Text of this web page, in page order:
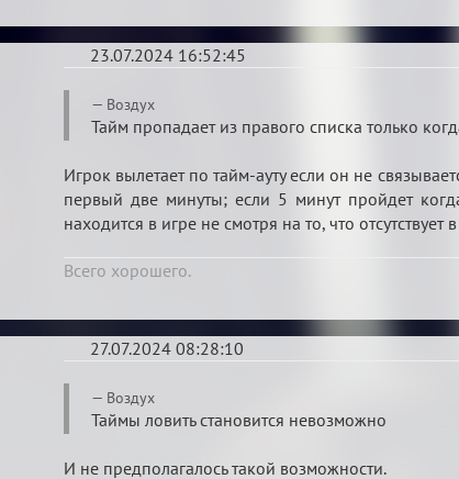
23.07.2024 16:52:45
Re:
Баг
таймами
Воздух
Тайм пропадает из правого списка только
Игрок вылетает по тайм-ауту если он не
первый две минуты; если 5 минут пройдет
находится в игре не смотря на то, что
Всего хорошего.
27.07.2024 08:28:10
Re:
Баг
Воздух
Таймы ловить становится невозможно
И не предполагалось такой возможности.